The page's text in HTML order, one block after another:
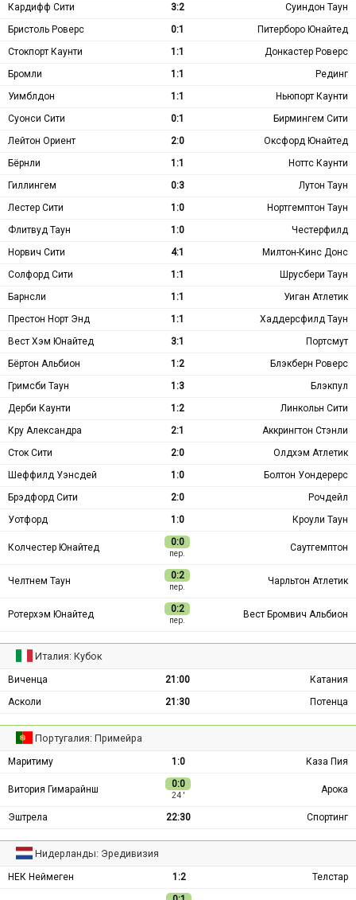
Кардифф Сити
3:2
Суиндон Таун
Бристоль Роверс
0:1
Питерборо Юнайтед
Стокпорт Каунти
1:1
Донкастер Роверс
Бромли
1:1
Рединг
Уимблдон
1:1
Ньюпорт Каунти
Суонси Сити
0:1
Бирмингем Сити
Лейтон Ориент
2:0
Оксфорд Юнайтед
Бёрнли
1:1
Ноттс Каунти
Гиллингем
0:3
Лутон Таун
Лестер Сити
1:0
Нортгемптон Таун
Флитвуд Таун
1:0
Честерфилд
Норвич Сити
4:1
Милтон-Кинс Донс
Солфорд Сити
1:1
Шрусбери Таун
Барнсли
1:1
Уиган Атлетик
Престон Норт Энд
1:1
Хаддерсфилд Таун
Вест Хэм Юнайтед
3:1
Портсмут
Бёртон Альбион
1:2
Блэкберн Роверс
Гримсби Таун
1:3
Блэкпул
Дерби Каунти
1:2
Линкольн Сити
Кру Александра
2:1
Аккрингтон Стэнли
Сток Сити
2:0
Олдхэм Атлетик
Шеффилд Уэнсдей
1:0
Болтон Уондерерс
Брэдфорд Сити
2:0
Рочдейл
Уотфорд
1:0 Кроули Таун
Колчестер Юнайтед 0:0
пер.
Саутгемптон
Челтнем Таун 0:2
пер.
Чарльтон Атлетик
Ротерхэм Юнайтед 0:2
пер.
Вест Бромвич Альбион
Италия: Кубок
Виченца 21:00
Катания
Асколи
21:30 Потенца
Португалия: Примейра
Маритиму 1:0 Каза Пия
Витория Гимарайнш 0:0
24 ′
Арока
Эштрела 22:30 Спортинг
Нидерланды: Эредивизия
НЕК Неймеген 1:2 Телстар